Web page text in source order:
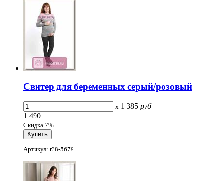
Свитер для беременных серый/розовый
x 1 385 руб
1 490
Скидка 7%
Артикул: r38-5679